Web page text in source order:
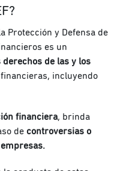
Protección y Defensa de
es un
de las y los
incluyendo
financiera, brinda
decontroversias o